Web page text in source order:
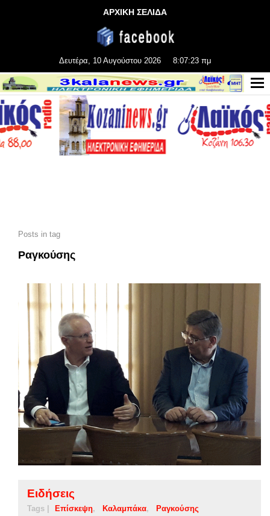
ΑΡΧΙΚΗ ΣΕΛΙΔΑ
Δευτέρα, 10 Αυγούστου 2026 8:07:23 πμ
Posts in tag
Ραγκούσης
Ειδήσεις
Tags | Επίσκεψη Καλαμπάκα Ραγκούσης